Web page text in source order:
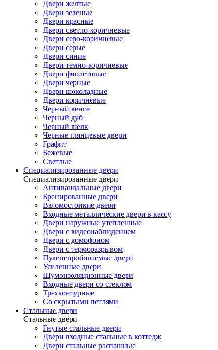
Двери желтые
Двери зеленые
Двери красные
Двери светло-коричневые
Двери серо-коричневые
Двери серые
Двери синие
Двери темно-коричневые
Двери фиолетовые
Двери черные
Двери шоколадные
Двери коричневые
Черный венге
Черный дуб
Черный шелк
Черные глянцевые двери
Графит
Бежевые
Светлые
Специализированные двери
Специализированные двери
Антивандальные двери
Бронированные двери
Взломостойкие двери
Входные металлические двери в кассу
Двери наружные утепленные
Двери с видеонаблюдением
Двери с домофоном
Двери с терморазрывом
Пуленепробиваемые двери
Усиленные двери
Шумоизоляционные двери
Входные двери со стеклом
Трехконтурные
Со скрытыми петлями
Стальные двери
Стальные двери
Гнутые стальные двери
Двери входные стальные в коттедж
Двери стальные распашные